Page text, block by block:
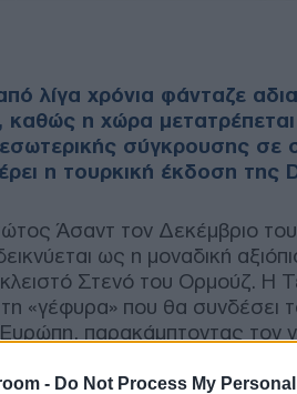
- Do Not Process My
λίγα χρόνια φάνταζε
καθώς η χώρα
σύγκρουσης σε
η τουρκική έκδοση της
Άσαντ τον Δεκέμβριο
ως η μοναδική
Στενό του Ορμούζ. Η
«γέφυρα» που θα συνδέσει
παρακάμπτοντας τον